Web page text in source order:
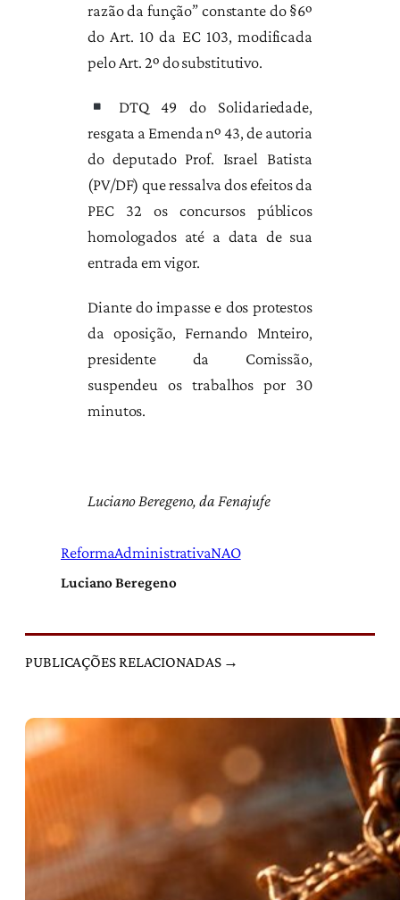
razão da função” constante do §6º
do Art. 10 da EC 103, modificada
pelo Art. 2º do substitutivo.
DTQ 49 do Solidariedade,
resgata a Emenda nº 43, de autoria
do deputado Prof. Israel Batista
(PV/DF) que ressalva dos efeitos da
PEC 32 os concursos públicos
homologados até a data de sua
entrada em vigor.
Diante do impasse e dos protestos
da oposição, Fernando Mnteiro,
presidente da Comissão,
suspendeu os trabalhos por 30
minutos.
Luciano Beregeno, da Fenajufe
ReformaAdministrativaNAO
Luciano Beregeno
PUBLICAÇÕES RELACIONADAS →